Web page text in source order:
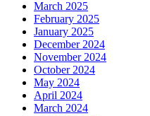
March 2025
February 2025
January 2025
December 2024
November 2024
October 2024
May 2024
April 2024
March 2024